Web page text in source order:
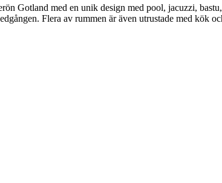
Gotland med en unik design med pool, jacuzzi,
Flera av rummen är även utrustade med kök